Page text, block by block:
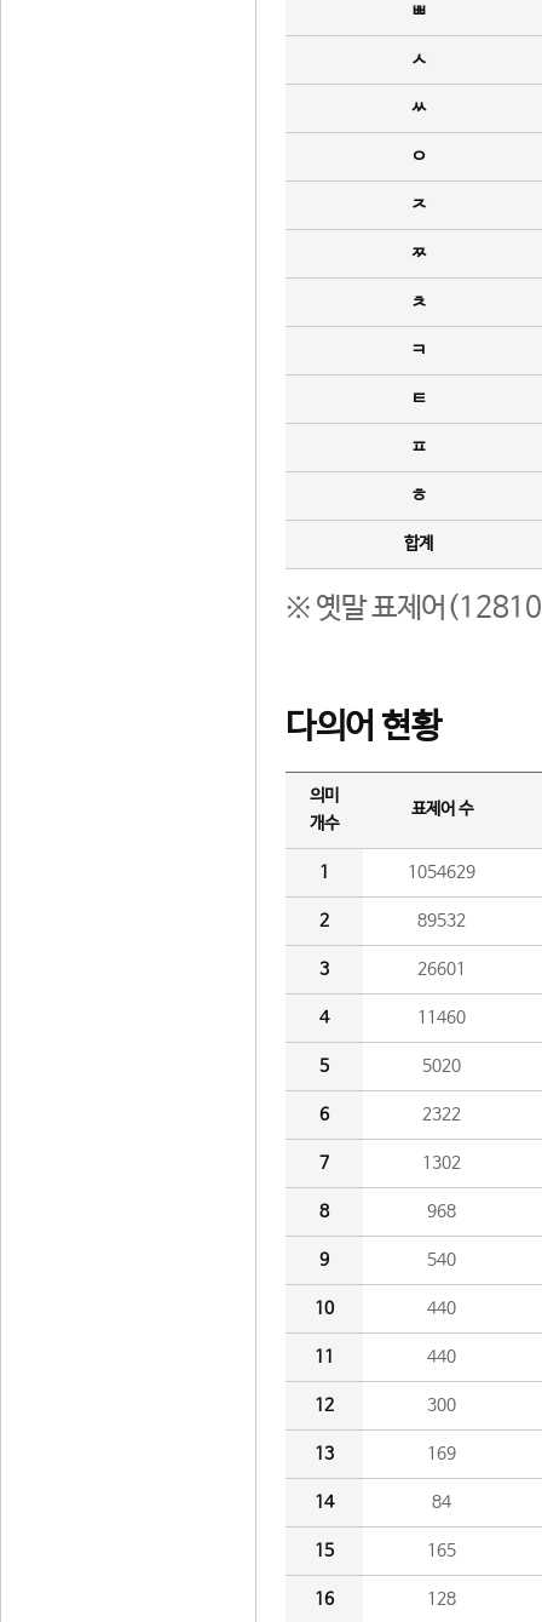
ㅃ
ㅅ
ㅆ
ㅇ
ㅈ
ㅉ
ㅊ
ㅋ
ㅌ
ㅍ
ㅎ
합계
※ 옛말 표제어(12810
다의어 현황
의미
개수
표제어 수
1 1054629
2 89532
3 26601
4 11460
5 5020
6 2322
7 1302
8 968
9 540
10 440
11 440
12 300
13 169
14 84
15 165
16 128